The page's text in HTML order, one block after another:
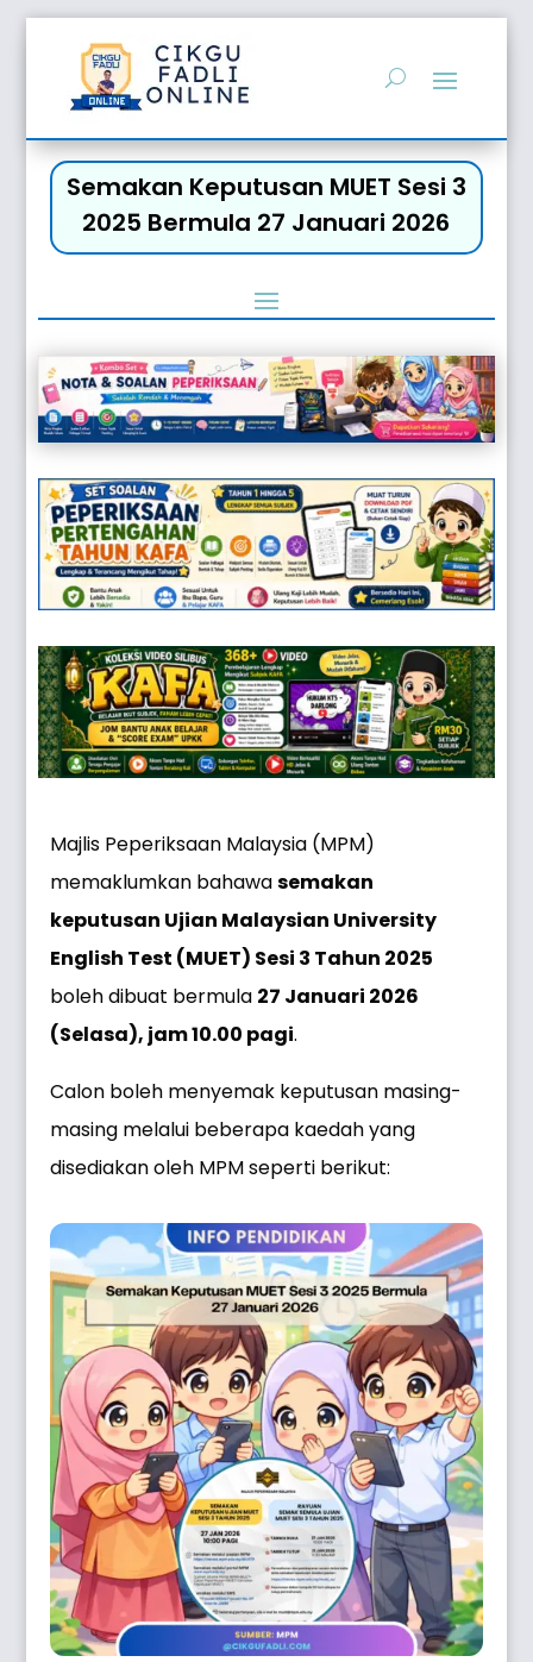
Semakan Keputusan MUET Sesi 3
2025 Bermula 27 Januari 2026
Majlis Peperiksaan Malaysia (MPM)
memaklumkan bahawasemakan
keputusan Ujian Malaysian University
English Test (MUET) Sesi 3 Tahun 2025
boleh dibuat bermula 27 Januari 2026
(Selasa), jam 10.00 pagi.
Calon boleh menyemak keputusan masing-
masing melalui beberapa kaedah yang
disediakan oleh MPM seperti berikut: